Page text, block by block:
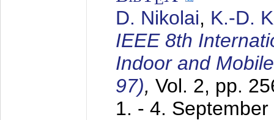
D. Nikolai, K.-D.
IEEE 8th
Indoor and
97), Vol. 2, pp.
1. - 4. September